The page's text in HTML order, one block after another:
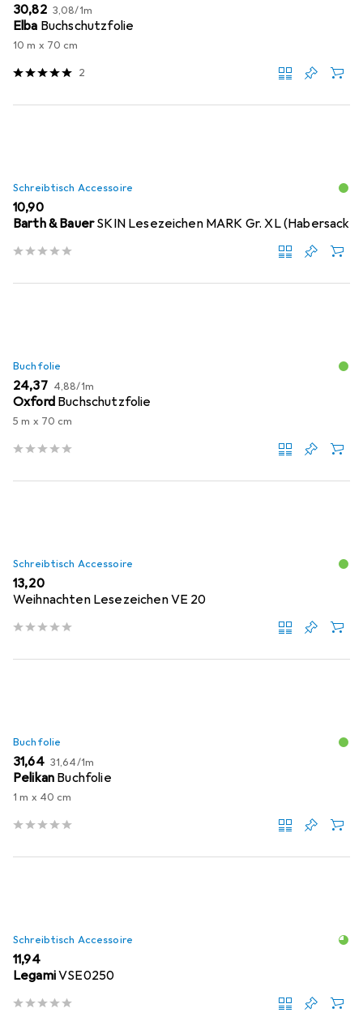
EUR
30,82 EUR
3,08/1m
Elba Buchschutzfolie
10 m x 70 cm
2
Schreibtisch Accessoire
EUR
10,90
Barth & BauerSKIN Lesezeichen MARK Gr. XL (Habersack
Buchfolie
EUR
24,37 EUR
4,88/1m
Oxford Buchschutzfolie
5 m x 70 cm
Schreibtisch Accessoire
EUR
13,20
Weihnachten Lesezeichen VE 20
Buchfolie
EUR
31,64 EUR
31,64/1m
Pelikan Buchfolie
1 m x 40 cm
Schreibtisch Accessoire
EUR
11,94
LegamiVSE0250